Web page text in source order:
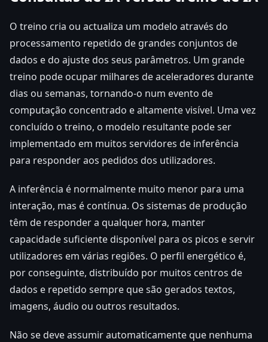
O treino cria ou actualiza um modelo através do
processamento repetido de grandes conjuntos de
dados e do ajuste dos seus parâmetros. Um grande
treino pode ocupar milhares de aceleradores durante
dias ou semanas, tornando-o num evento de
computação concentrado e altamente visível. Uma vez
concluído o treino, o modelo resultante pode ser
implementado em muitos servidores de inferência
para responder aos pedidos dos utilizadores.
A inferência é normalmente muito menor para uma
interação, mas é contínua. Os sistemas de produção
têm de responder a qualquer hora, manter
capacidade suficiente disponível para os picos e servir
utilizadores em várias regiões. O perfil energético é,
por conseguinte, distribuído por muitos centros de
dados e repetido sempre que são gerados textos,
imagens, áudio ou outros resultados.
Não se deve assumir automaticamente que nenhuma